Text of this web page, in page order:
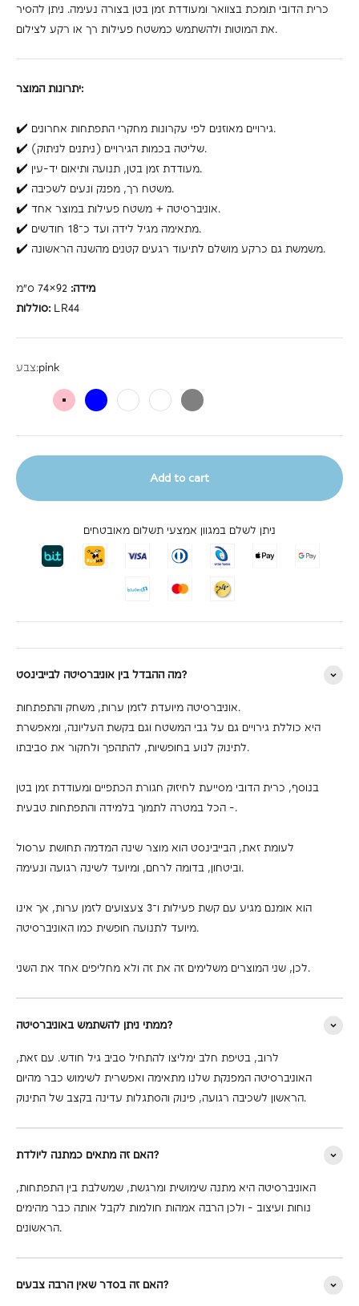
כרית הדובי תומכת בצוואר ומעודדת זמן בטן בצורה נעימה. ניתן להסיר
את המוטות ולהשתמש כמשטח פעילות רך או רקע לצילום.
יתרונות המוצר:
✔️ גירויים מאוזנים לפי עקרונות מחקרי התפתחות אחרונים.
✔️ שליטה בכמות הגירויים (ניתנים לניתוק).
✔️ מעודדת זמן בטן, תנועה ותיאום יד-עין.
✔️ משטח רך, מפנק ונעים לשכיבה.
✔️ אוניברסיטה + משטח פעילות במוצר אחד.
✔️ מתאימה מגיל לידה ועד כ־18 חודשים.
️✔️ משמשת גם כרקע מושלם לתיעוד רגעים קטנים מהשנה הראשונה.
מידה:
סוללות: LR44
צבע:pink
falcon'pink blue white whitegray
Add to cart
ניתן לשלם במגוון אמצעי תשלום מאובטחים
מה ההבדל בין אוניברסיטה לבייבינסט?
אוניברסיטה מיועדת לזמן ערות, משחק והתפתחות.
היא כוללת גירויים גם על גבי המשטח וגם בקשת העליונה, ומאפשרת
לתינוק לנוע בחופשיות, להתהפך ולחקור את סביבתו.
בנוסף, כרית הדובי מסייעת לחיזוק חגורת הכתפיים ומעודדת זמן בטן
- הכל במטרה לתמוך בלמידה והתפתחות טבעית.
לעומת זאת, הבייבינסט הוא מוצר שינה המדמה תחושת ערסול
וביטחון, בדומה לרחם, ומיועד לשינה רגועה ונעימה.
הוא אומנם מגיע עם קשת פעילות ו־3 צעצועים לזמן ערות, אך אינו
מיועד לתנועה חופשית כמו האוניברסיטה.
לכן, שני המוצרים משלימים זה את זה ולא מחליפים אחד את השני.
ממתי ניתן להשתמש באוניברסיטה?
לרוב, בטיפת חלב ימליצו להתחיל סביב גיל חודש. עם זאת,
האוניברסיטה המפנקת שלנו מתאימה ואפשרית לשימוש כבר מהיום
הראשון לשכיבה רגועה, פינוק והסתגלות עדינה בקצב של התינוק.
האם זה מתאים כמתנה ליולדת?
האוניברסיטה היא מתנה שימושית ומרגשת, שמשלבת בין התפתחות,
נוחות ועיצוב - ולכן הרבה אמהות חולמות לקבל אותה כבר מהימים
הראשונים.
האם זה בסדר שאין הרבה צבעים?